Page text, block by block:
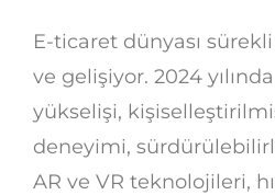
E-ticaret dünyası
ve gelişiyor. 2024
yükselişi,
deneyimi,
AR ve VR teknolojileri,